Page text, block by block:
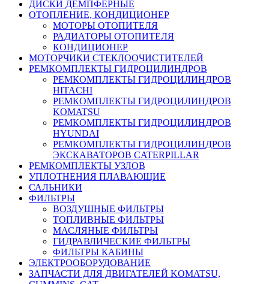
ДИСКИ ДЕМПФЕРНЫЕ
ОТОПЛЕНИЕ, КОНДИЦИОНЕР
МОТОРЫ ОТОПИТЕЛЯ
РАДИАТОРЫ ОТОПИТЕЛЯ
КОНДИЦИОНЕР
МОТОРЧИКИ СТЕКЛООЧИСТИТЕЛЕЙ
РЕМКОМПЛЕКТЫ ГИДРОЦИЛИНДРОВ
РЕМКОМПЛЕКТЫ ГИДРОЦИЛИНДРОВ
HITACHI
РЕМКОМПЛЕКТЫ ГИДРОЦИЛИНДРОВ
KOMATSU
РЕМКОМПЛЕКТЫ ГИДРОЦИЛИНДРОВ
HYUNDAI
РЕМКОМПЛЕКТЫ ГИДРОЦИЛИНДРОВ
ЭКСКАВАТОРОВ CATERPILLAR
РЕМКОМПЛЕКТЫ УЗЛОВ
УПЛОТНЕНИЯ ПЛАВАЮЩИЕ
САЛЬНИКИ
ФИЛЬТРЫ
ВОЗДУШНЫЕ ФИЛЬТРЫ
ТОПЛИВНЫЕ ФИЛЬТРЫ
МАСЛЯНЫЕ ФИЛЬТРЫ
ГИДРАВЛИЧЕСКИЕ ФИЛЬТРЫ
ФИЛЬТРЫ КАБИНЫ
ЭЛЕКТРООБОРУДОВАНИЕ
ЗАПЧАСТИ ДЛЯ ДВИГАТЕЛЕЙ KOMATSU,